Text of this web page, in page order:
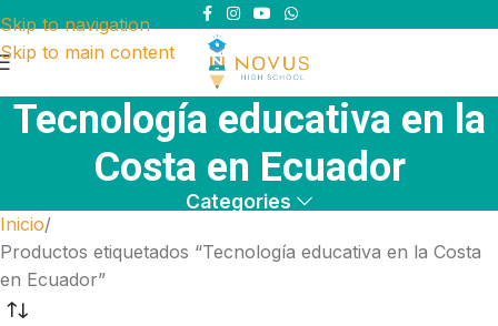
Skip to navigation
Skip to main content
Tecnología educativa en la
Costa en Ecuador
Categories
Inicio
Productos etiquetados “Tecnología educativa en la Costa
en Ecuador”